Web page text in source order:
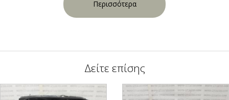
Περισσότερα
Δείτε επίσης